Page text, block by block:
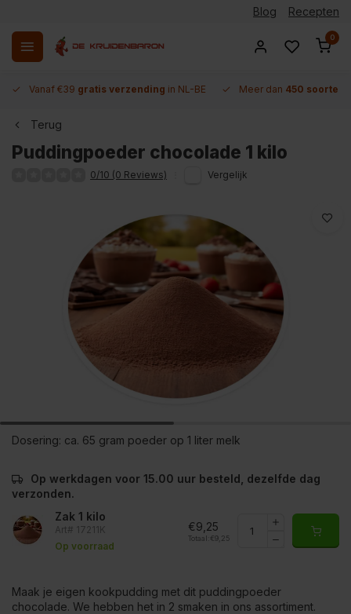
Blog Recepten
0
Vanaf €39 gratis verzending in NL-BE Meer dan 450 soorten
Terug
Puddingpoeder chocolade 1 kilo
0/10 (0 Reviews) Vergelijk
Dosering: ca. 65 gram poeder op 1 liter melk
Op werkdagen voor 15.00 uur besteld, dezelfde dag
verzonden.
Zak 1 kilo
Art# 17211K
Op voorraad
€9,25
Totaal: €9,25
Maak je eigen kookpudding met dit puddingpoeder
chocolade. We hebben het in 2 smaken in ons assortiment.